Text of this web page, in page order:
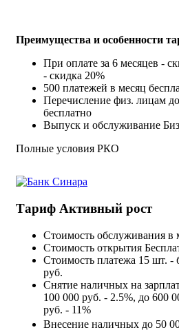
Преимущества и особенности
При оплате за 6 месяцев -
- скидка 20%
500 платежей в месяц
Перечисление физ. лицам
бесплатно
Выпуск и обслуживание
Полные условия РКО
Тариф Активный рост
Стоимость обслуживания в
Стоимость открытия
Стоимость платежа 15 шт. -
руб.
Снятие наличных на
100 000 руб. - 2.5%, до 600
руб. - 11%
Внесение наличных до 50